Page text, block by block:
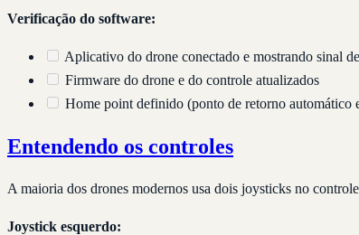
Verificação do software:
Aplicativo do drone conectado e mostrando sinal
Firmware do drone e do controle atualizados
Home point definido (ponto de retorno automático
Entendendo os controles
A maioria dos drones modernos usa dois joysticks no
Joystick esquerdo: